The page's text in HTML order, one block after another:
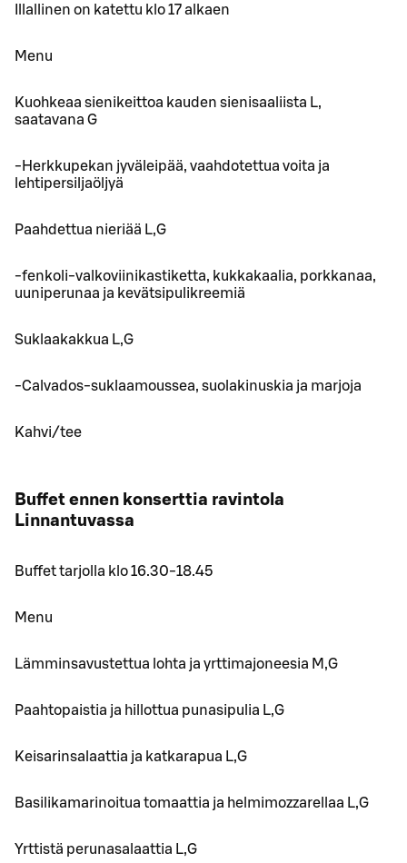
Illallinen on katettu klo 17 alkaen
Menu
Kuohkeaa sienikeittoa kauden sienisaaliista L,
saatavana G
-Herkkupekan jyväleipää, vaahdotettua voita ja
lehtipersiljaöljyä
Paahdettua nieriää L,G
-fenkoli-valkoviinikastiketta, kukkakaalia, porkkanaa,
uuniperunaa ja kevätsipulikreemiä
Suklaakakkua L,G
-Calvados-suklaamoussea, suolakinuskia ja marjoja
Kahvi/tee
Buffet ennen konserttia ravintola
Linnantuvassa
Buffet tarjolla klo 16.30-18.45
Menu
Lämminsavustettua lohta ja yrttimajoneesia M,G
Paahtopaistia ja hillottua punasipulia L,G
Keisarinsalaattia ja katkarapua L,G
Basilikamarinoitua tomaattia ja helmimozzarellaa L,G
Yrttistä perunasalaattia L,G